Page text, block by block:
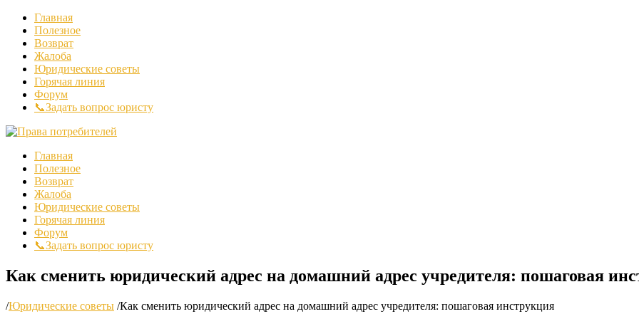
Главная
Полезное
Возврат
Жалоба
Юридические советы
Горячая линия
Форум
📞Задать вопрос юристу
Главная
Полезное
Возврат
Жалоба
Юридические советы
Горячая линия
Форум
📞Задать вопрос юристу
Как сменить юридический адрес на домашний адрес учредителя: пошаговая
/Юридические советы /Как сменить юридический адрес на домашний адрес учредителя: пошаговая инструкция